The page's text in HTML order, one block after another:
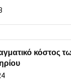
κόστος